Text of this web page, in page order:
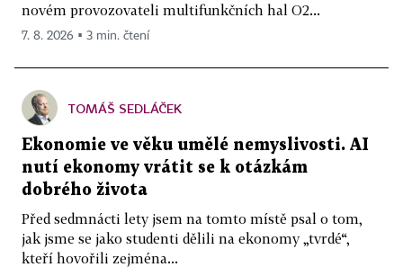
novém provozovateli multifunkčních hal O2...
7. 8. 2026 ▪ 3 min. čtení
TOMÁŠ SEDLÁČEK
Ekonomie ve věku umělé nemyslivosti. AI
nutí ekonomy vrátit se k otázkám
dobrého života
Před sedmnácti lety jsem na tomto místě psal o tom,
jak jsme se jako studenti dělili na ekonomy „tvrdé“,
kteří hovořili zejména...